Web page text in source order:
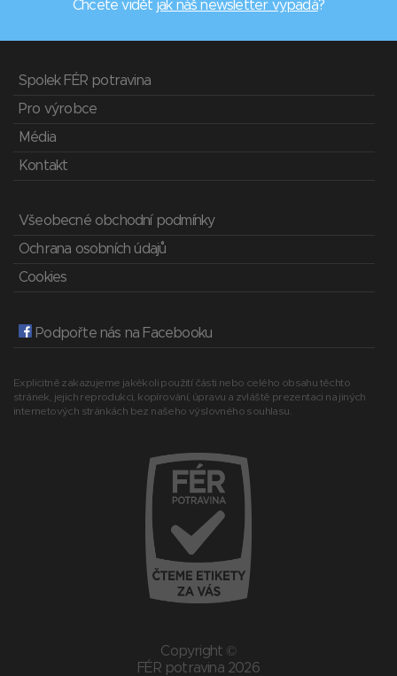
Chcete vidět jak náš newsletter vypadá?
Spolek FÉR potravina
Pro výrobce
Média
Kontakt
Všeobecné obchodní podmínky
Ochrana osobních údajů
Cookies
Podpořte nás na Facebooku
Explicitně zakazujeme jakékoli použití části nebo celého obsahu těchto
stránek, jejich reprodukci, kopírování, úpravu a zvláště prezentaci na jiných
internetových stránkách bez našeho výslovného souhlasu.
Copyright ©
FÉR potravina 2026